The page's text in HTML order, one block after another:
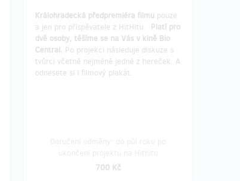
Králohradecká předpremiéra filmu pouze
a jen pro přispěvatele z HitHitu. Platí pro
dvě osoby, těšíme se na Vás v kině Bio
Central. Po projekci následuje diskuze s
tvůrci včetně nejméně jedné z hereček. A
odnesete si i filmový plakát.
700 Kč